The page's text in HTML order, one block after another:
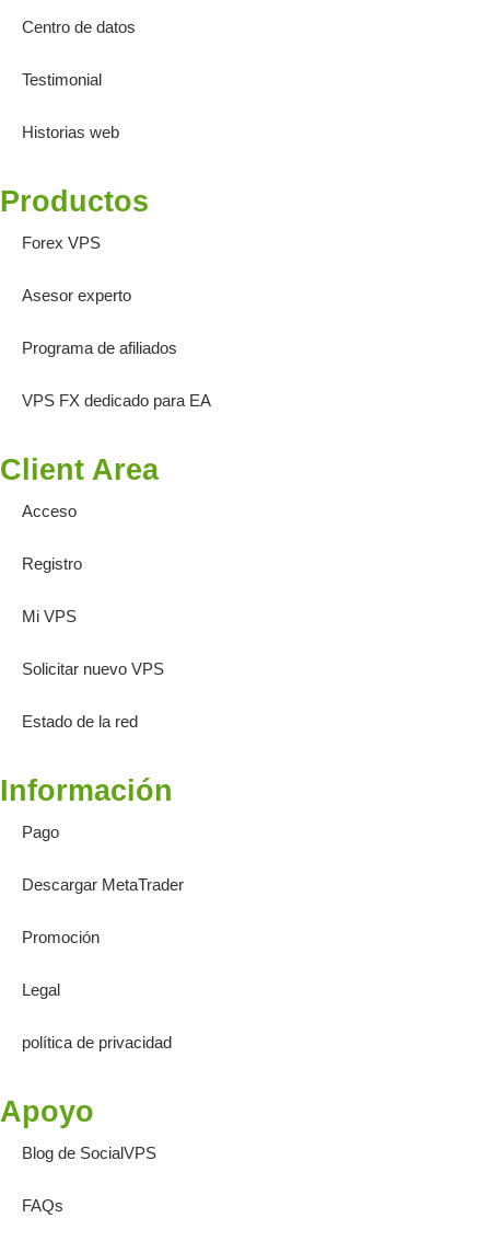
Centro de datos
Testimonial
Historias web
Productos
Forex VPS
Asesor experto
Programa de afiliados
VPS FX dedicado para EA
Client Area
Acceso
Registro
Mi VPS
Solicitar nuevo VPS
Estado de la red
Información
Pago
Descargar MetaTrader
Promoción
Legal
política de privacidad
Apoyo
Blog de SocialVPS
FAQs